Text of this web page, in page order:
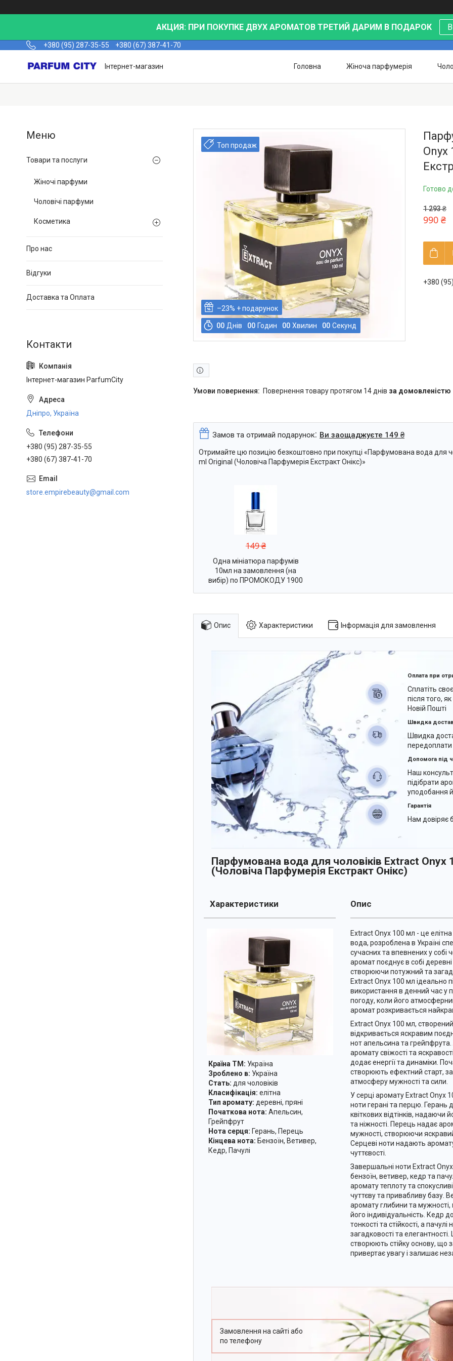
АКЦИЯ: ПРИ ПОКУПКЕ ДВУХ АРОМАТОВ ТРЕТИЙ ДАРИМ В ПОДАРОК
+380 (95) 287-35-55 +380 (67) 387-41-70
Інтернет-магазин Головна Жіноча парфумерія
Топ продаж
–23%
00 Днів 00 Годин 00 Хвилин 00 Секунд
Onyx
Готово
1 293 ₴
990 ₴
+380
повернення товару протягом 14 днів за домовленістю
Замов та отримай подарунок Ви заощаджуєте 149 ₴
Отримайте цю позицію безкоштовно при покупці «Парфумована вода для
ml Original (Чоловіча Парфумерія Екстракт Онікс)»
149 ₴
Одна мініатюра парфумів
10мл на замовлення (на
вибір) по ПРОМОКОДУ 1900
Опис Характеристики Інформація для замовлення
Оплата при
Сплатіть
після того,
Новій Пошті
Швидка
Швидка
передоплати
Допомога під
Наш
підібрати
уподобання
Гарантія
Нам довіряє
Парфумована вода для чоловіків Extract Onyx
(Чоловіча Парфумерія Екстракт Онікс)
Характеристики
Країна ТМ: Україна
Зроблено в: Україна
Стать: для чоловіків
Класифікація: елітна
Тип аромату: деревні, пряні
Початкова нота: Апельсин,
Грейпфрут
Нота серця: Герань, Перець
Кінцева нота: Бензоїн, Ветивер,
Кедр, Пачулі
Опис
Extract Onyx 100 мл - це
вода, розроблена в Україні
сучасних та впевнених у собі
аромат поєднує в собі деревні
створюючи потужний та
Extract Onyx 100 мл ідеально
використання в денний час у
погоду, коли його
аромат розкривається
Extract Onyx 100 мл, створений
відкривається яскравим
нот апельсина та
аромату свіжості та
додає енергії та динаміки.
створюють ефектний старт,
атмосферу мужності та сили.
У серці аромату Extract Onyx
ноти герані та перцю. Герань
квіткових відтінків, надаючи
та ніжності. Перець надає
мужності, створюючи
Серцеві ноти надають
чуттєвості.
Завершальні ноти Extract
бензоїн, ветивер, кедр та
аромату теплоту та
чуттєву та привабливу базу.
аромату глибини та
його індивідуальність. Кедр
тонкості та стійкості, а пачулі
загадковості та елегантності.
створюють стійку основу, що
привертає увагу і залишає
Замовлення на сайті або
по телефону
Товари та послуги
Жіночі парфуми
Чоловічі парфуми
Косметика
Про нас
Відгуки
Доставка та Оплата
Інтернет-магазин ParfumCity
Дніпро, Україна
+380 (95) 287-35-55
+380 (67) 387-41-70
store.empirebeauty@gmail.com